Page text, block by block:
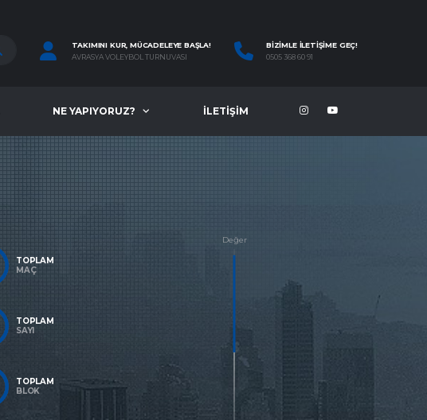
TAKIMINI KUR, MÜCADELEYE BAŞLA!
AVRASYA VOLEYBOL TURNUVASI
BIZIMLE İLETIŞIME GEÇ!
0505 368 60 91
NE YAPIYORUZ? İLETIŞIM
TOPLAM
MAÇ
TOPLAM
SAYI
TOPLAM
BLOK